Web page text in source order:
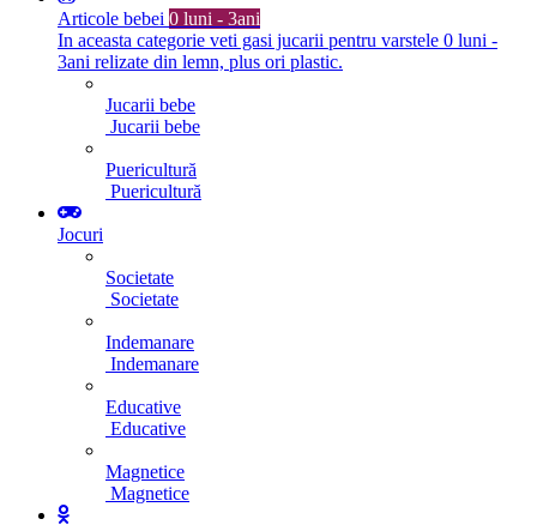
Articole bebei 0 luni - 3ani
In aceasta categorie veti gasi jucarii pentru varstele 0 luni -
3ani relizate din lemn, plus ori plastic.
Jucarii bebe
Jucarii bebe
Puericultură
Puericultură
Jocuri
Societate
Societate
Indemanare
Indemanare
Educative
Educative
Magnetice
Magnetice